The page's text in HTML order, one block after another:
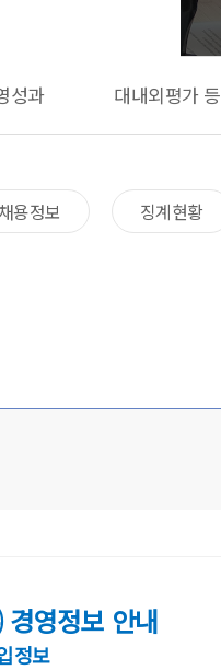
성과 대내외평가 등
용정보 징계현황
영정보 안내
정보